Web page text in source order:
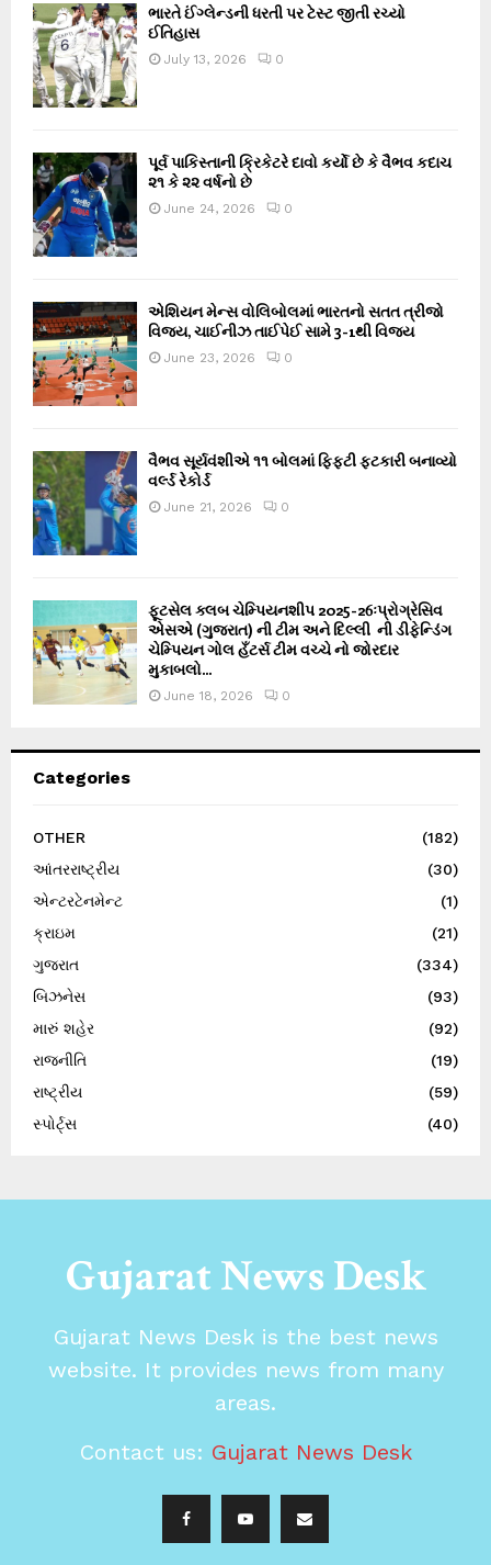
ભારતે ઈંગ્લેન્ડની ધરતી પર ટેસ્ટ જીતી રચ્યો
ઈતિહાસ
July 13, 2026 0
પૂર્વ પાકિસ્તાની ક્રિકેટરે દાવો કર્યો છે કે વૈભવ કદાચ
૨૧ કે ૨૨ વર્ષનો છે
June 24, 2026 0
એશિયન મેન્સ વોલિબોલમાં ભારતનો સતત ત્રીજો
વિજય, ચાઈનીઝ તાઈપેઈ સામે 3-1થી વિજય
June 23, 2026 0
વૈભવ સૂર્યવંશીએ ૧૧ બોલમાં ફિફ્ટી ફટકારી બનાવ્યો
વર્લ્ડ રેકોર્ડ
June 21, 2026 0
ફૂટસેલ ક્લબ ચેમ્પિયનશીપ 2025-26ઃપ્રોગ્રેસિવ
એસએ (ગુજરાત) ની ટીમ અને દિલ્લી ની ડીફેન્ડિંગ
ચેમ્પિયન ગોલ હઁટર્સ ટીમ વચ્ચે નો જોરદાર
મુકાબલો...
June 18, 2026 0
Categories
OTHER
(182)
આંતરરાષ્ટ્રીય
(30)
એન્ટરટેનમેન્ટ
(1)
ક્રાઇમ
(21)
ગુજરાત
(334)
બિઝનેસ
(93)
મારું શહેર
(92)
રાજનીતિ
(19)
રાષ્ટ્રીય
(59)
સ્પોર્ટ્સ
(40)
Gujarat News Desk
Gujarat News Desk is the best news
website. It provides news from many
areas.
Contact us: Gujarat News Desk